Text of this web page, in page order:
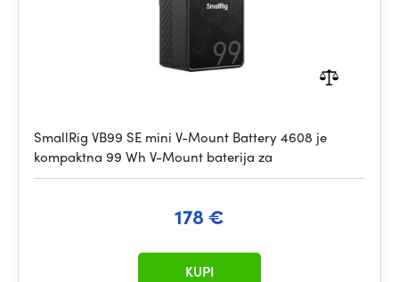
SmallRig VB99 SE mini V-Mount Battery 4608 je
kompaktna 99 Wh V-Mount baterija za
178 €
KUPI